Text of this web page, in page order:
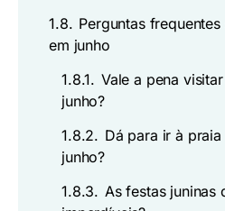
1.8. Perguntas
em junho
1.8.1. Vale a pena
junho?
1.8.2. Dá para ir à
junho?
1.8.3. As festas juninas